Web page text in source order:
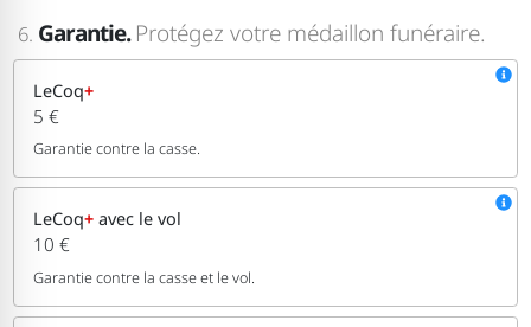
6. Garantie. Protégez votre médaillon funéraire.
LeCoq+
5 €
Garantie contre la casse.
LeCoq+avec le vol
10 €
Garantie contre la casse et le vol.